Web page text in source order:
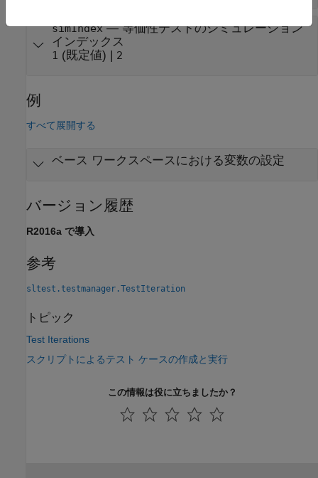
simIndex—等価性テストのシミュレーション
インデックス
1 (既定値) | 2
例
すべて展開する
ベース ワークスペースにおける変数の設定
バージョン履歴
R2016a で導入
参考
sltest.testmanager.TestIteration
トピック
Test Iterations
スクリプトによるテスト ケースの作成と実行
この情報は役に立ちましたか？